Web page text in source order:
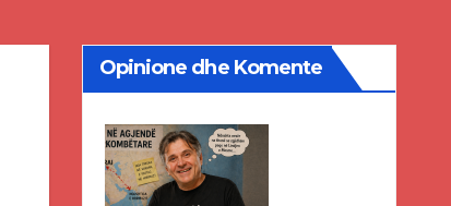
Opinione dhe Komente